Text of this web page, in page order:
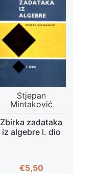
Stjepan
Mintaković
Zbirka zadataka
iz algebre I. dio
€5,50